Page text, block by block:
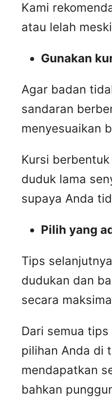
Kami
atau lelah
Gunakan
Agar badan
sandaran
menyesuaikan
Kursi
duduk lama
supaya Anda
Pilih yang
Tips
dudukan dan
secara
Dari semua
pilihan Anda di
mendapatkan
bahkan